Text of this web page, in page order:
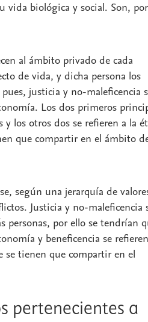
vida biológica y social. Son, por
al ámbito privado de cada
de vida, y dicha persona los
justicia y no-maleficencia
Los dos primeros
los otros dos se refieren a la
que compartir en el ámbito
según una jerarquía de
Justicia y no-maleficencia
personas, por ello se tendrían
y beneficencia se
se tienen que compartir en el
pertenecientes a